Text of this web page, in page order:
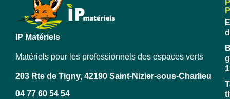
IP Matériels
Matériels pour les professionnels des espaces verts
203 Rte de Tigny, 42190 Saint-Nizier-sous-Charlieu
04 77 60 54 54